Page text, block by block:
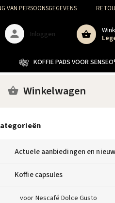
VAN PERSOONSGEGEVENS
Inloggen
KOFFIE PADS VOOR
Winkelwagen
Actuele aanbiedingen en
Koffie capsules
voor Nescafé Dolce Gusto